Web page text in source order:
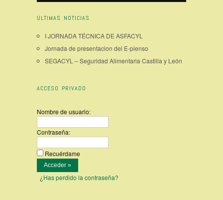
ÚLTIMAS NOTICIAS
I JORNADA TÉCNICA DE ASFACYL
Jornada de presentacion del E-pienso
SEGACYL – Seguridad Alimentaria Castilla y León
ACCESO PRIVADO
Nombre de usuario:
Contraseña:
Recuérdame
¿Has perdido la contraseña?